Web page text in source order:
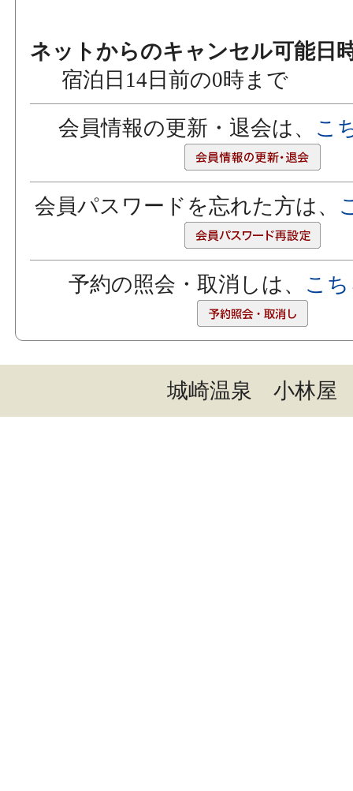
ネットからのキャンセル可能日
宿泊日14日前の0時まで
会員情報の更新・退会は、 こ
会員パスワードを忘れた方は、
予約の照会・取消しは、 こ
城崎温泉 小林屋